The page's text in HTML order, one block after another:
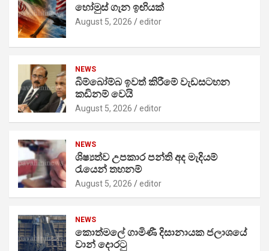
හෝමුස් ගැන ඉඟියක්
August 5, 2026 editor
NEWS
බිම්බෝම්බ ඉවත් කිරීමේ වැඩසටහන
කඩිනම් වෙයි
August 5, 2026 editor
NEWS
ශිෂ්‍යත්ව උපකාර පන්ති අද මැදියම්
රැයෙන් තහනම්
August 5, 2026 editor
NEWS
කොත්මලේ ගාමිණී දිසානායක ජලාශයේ
වාන් දොරටු